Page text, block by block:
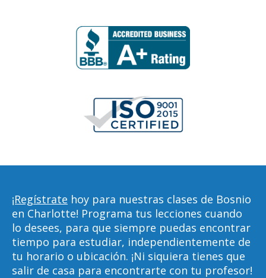
¡Regístrate hoy para nuestras clases de Bosnio
en Charlotte! Programa tus lecciones cuando
lo desees, para que siempre puedas encontrar
tiempo para estudiar, independientemente de
tu horario o ubicación. ¡Ni siquiera tienes que
salir de casa para encontrarte con tu profesor!